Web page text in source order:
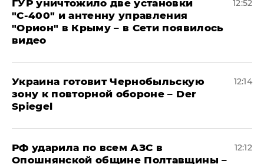
ГУР уничтожило две установки
"С‑400" и антенну управления
"Орион" в Крыму – в Сети появилось
видео
12:52
Украина готовит Чернобыльскую
зону к повторной обороне – Der
Spiegel
12:14
РФ ударила по всем АЗС в
Опошнянской общине Полтавщины –
12:12